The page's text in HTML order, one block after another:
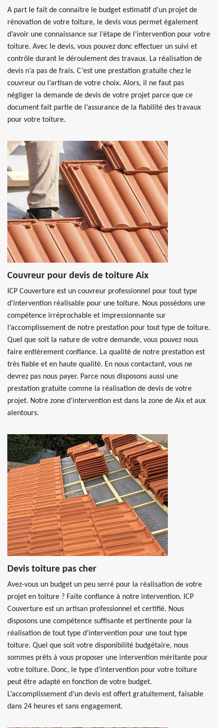
A part le fait de connaitre le budget estimatif d’un projet de
rénovation de votre toiture, le devis vous permet également
d’avoir une connaissance sur l’étape de l’intervention pour votre
toiture. Avec le devis, vous pouvez donc effectuer un suivi et
contrôle durant le déroulement des travaux. La réalisation de
devis n’a pas de frais. C’est une prestation gratuite chez le
couvreur ou l’artisan de votre choix. Alors, il ne faut pas
négliger la demande de devis de votre projet parce que ce
document fait partie de l’assurance de la fiabilité des travaux
pour votre toiture.
Couvreur pour devis de toiture Aix
ICP Couverture est un couvreur professionnel pour tout type
d’intervention réalisable pour une toiture. Nous possédons une
compétence irréprochable et impressionnante sur
l’accomplissement de notre prestation pour tout type de toiture.
Quel que soit la nature de votre demande, vous pouvez nous
faire entièrement confiance. La qualité de notre prestation est
très fiable et en haute qualité. En nous contactant, vous ne
devrez pas nous payer. Parce nous disposons aussi une
prestation gratuite comme la réalisation de devis de votre
projet. Notre zone d’intervention est dans la zone de Aix et aux
alentours.
Devis toiture pas cher
Avez-vous un budget un peu serré pour la réalisation de votre
projet en toiture ? Faite confiance à notre intervention. ICP
Couverture est un artisan professionnel et certifié. Nous
disposons une compétence suffisante et pertinente pour la
réalisation de tout type d’intervention pour une tout type
toiture. Quel que soit votre disponibilité budgétaire, nous
sommes prêts à vous proposer une intervention méritante pour
votre toiture. Donc, le type d’intervention pour votre toiture
peut être adapté en fonction de votre budget.
L’accomplissement d’un devis est offert gratuitement, faisable
dans 24 heures et sans engagement.